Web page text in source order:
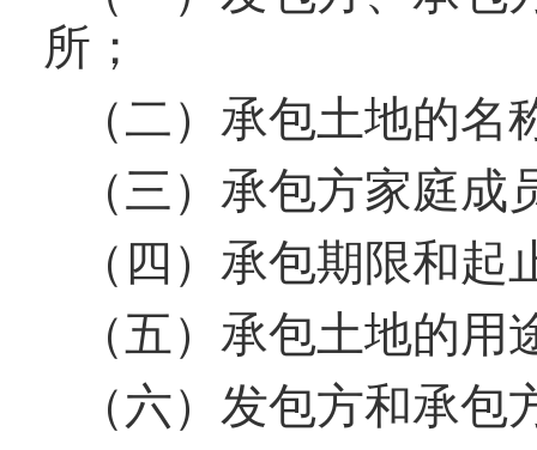
所；
（二）承包土地的
（三）承包方家庭成
（四）承包期限和起
（五）承包土地的用
（六）发包方和承